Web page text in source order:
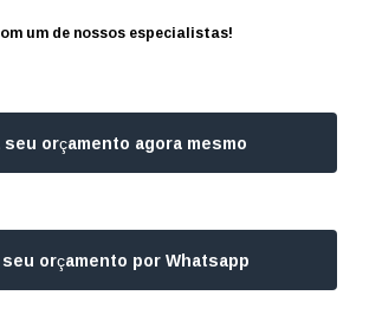
um de nossos especialistas!
seu orçamento agora mesmo
seu orçamento por Whatsapp